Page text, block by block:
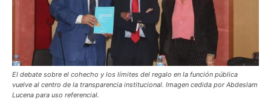
El debate sobre el cohecho y los límites del regalo en la función pública
vuelve al centro de la transparencia institucional. Imagen cedida por Abdeslam
Lucena para uso referencial.